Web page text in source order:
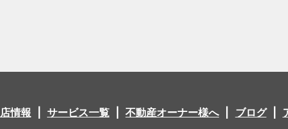
情報 サービス一覧 不動産オーナー様へ ブログ